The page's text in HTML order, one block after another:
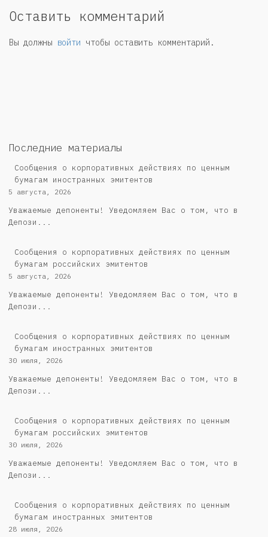
Оставить комментарий
Вы должны войти чтобы оставить комментарий.
Последние материалы
Сообщения о корпоративных действиях по ценным
бумагам иностранных эмитентов
5 августа, 2026
Уважаемые депоненты! Уведомляем Вас о том, что в
Депози...
Cообщения о корпоративных действиях по ценным
бумагам российских эмитентов
5 августа, 2026
Уважаемые депоненты! Уведомляем Вас о том, что в
Депози...
Сообщения о корпоративных действиях по ценным
бумагам иностранных эмитентов
30 июля, 2026
Уважаемые депоненты! Уведомляем Вас о том, что в
Депози...
Cообщения о корпоративных действиях по ценным
бумагам российских эмитентов
30 июля, 2026
Уважаемые депоненты! Уведомляем Вас о том, что в
Депози...
Сообщения о корпоративных действиях по ценным
бумагам иностранных эмитентов
28 июля, 2026